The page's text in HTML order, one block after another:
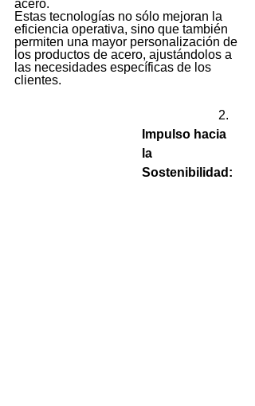
acero.
Estas tecnologías no sólo mejoran la
eficiencia operativa, sino que también
permiten una mayor personalización de
los productos de acero, ajustándolos a
las necesidades específicas de los
clientes.
                        2.
Impulso hacia
la
Sostenibilidad: